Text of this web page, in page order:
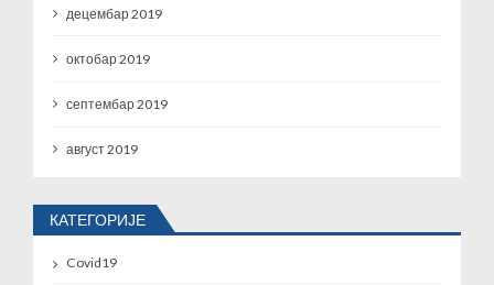
децембар 2019
октобар 2019
септембар 2019
август 2019
КАТЕГОРИЈЕ
Covid19